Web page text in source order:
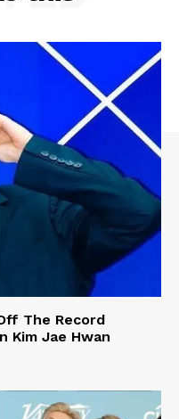
The Record
Kim Jae Hwan